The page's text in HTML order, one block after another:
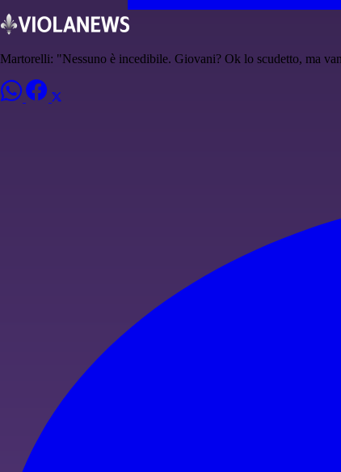
Martorelli: "Nessuno è incedibile. Giovani? Ok lo scudetto, ma